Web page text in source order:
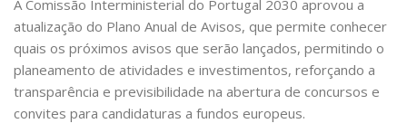
A Comissão Interministerial do Portugal 2030 aprovou a
atualização do Plano Anual de Avisos, que permite conhecer
quais os próximos avisos que serão lançados, permitindo o
planeamento de atividades e investimentos, reforçando a
transparência e previsibilidade na abertura de concursos e
convites para candidaturas a fundos europeus.